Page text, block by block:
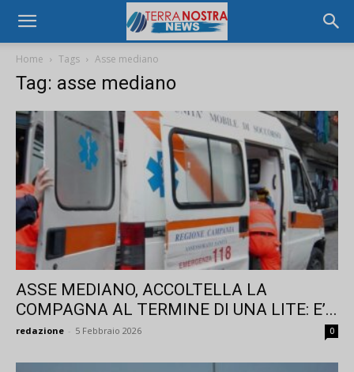
Home Tags Asse mediano
Tag: asse mediano
ASSE MEDIANO, ACCOLTELLA LA
COMPAGNA AL TERMINE DI UNA LITE: E’...
redazione - 5 Febbraio 2026 0